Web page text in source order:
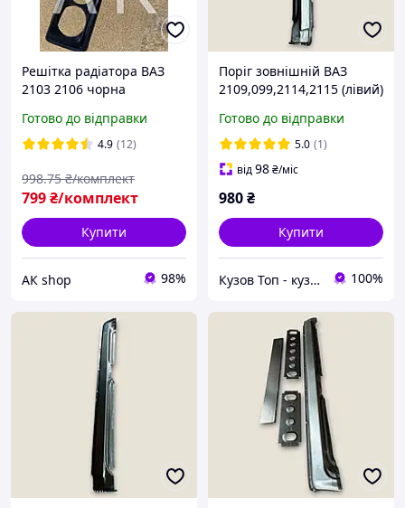
Решітка радіатора ВАЗ
2103 2106 чорна
Готово до відправки
4.9 (12)
799₴/комплект
998.75 ₴/комплект
Купити
АК shop 98%
Поріг зовнішній ВАЗ
2109,099,2114,2115 (лівий)
Готово до відправки
5.0 (1)
від98₴/міс
980₴
Купити
Кузов Топ - кузовні запчастини, які стають як рідні 100%